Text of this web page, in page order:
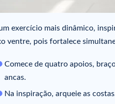
exercício mais dinâmico,
ventre, pois fortalece
Comece de quatro apoios,
ancas.
Na inspiração, arqueie as